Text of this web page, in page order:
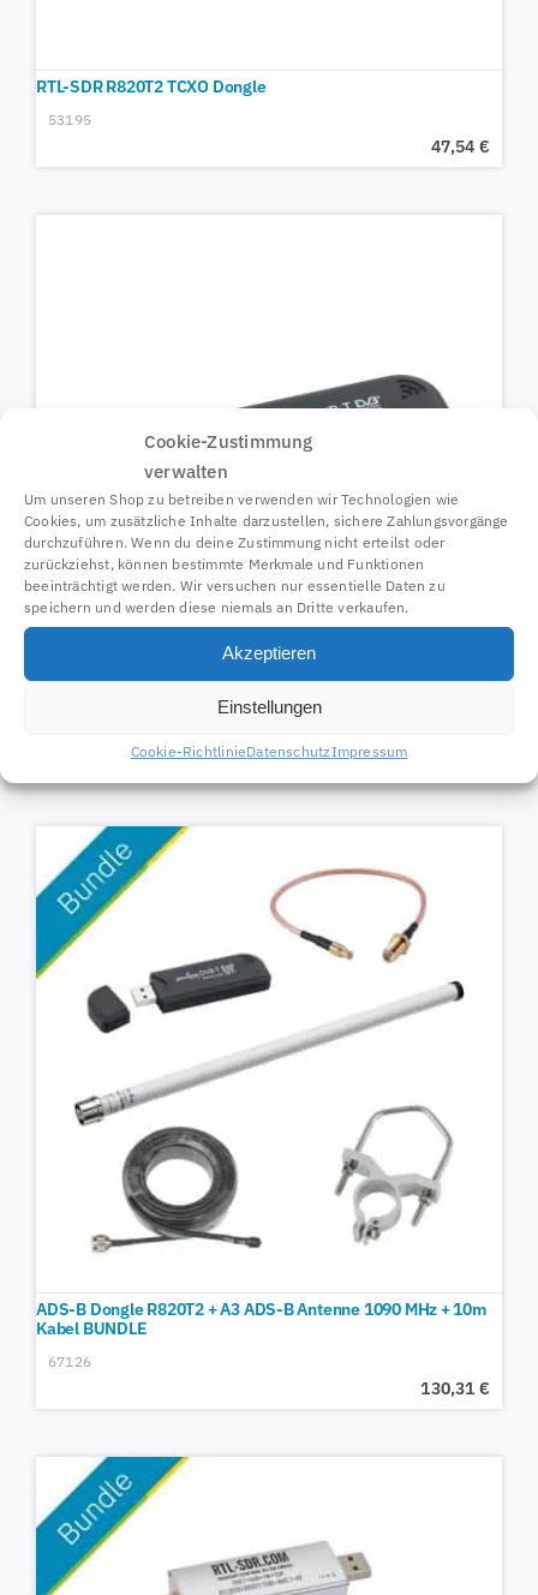
Cookie-Zustimmung
verwalten
Um unseren Shop zu betreiben verwenden wir Technologien wie
Cookies, um zusätzliche Inhalte darzustellen, sichere Zahlungsvorgänge
durchzuführen. Wenn du deine Zustimmung nicht erteilst oder
zurückziehst, können bestimmte Merkmale und Funktionen
beeinträchtigt werden. Wir versuchen nur essentielle Daten zu
speichern und werden diese niemals an Dritte verkaufen.
Akzeptieren
Einstellungen
Cookie-RichtlinieDatenschutzImpressum
RTL-SDR R820T2 TCXO Dongle
53195
47,54 €
ADS-B USB Dongle R820T2
ADS-B Dongle R820T2 + A3 ADS-B Antenne 1090 MHz + 10m
Kabel BUNDLE
67126
130,31 €